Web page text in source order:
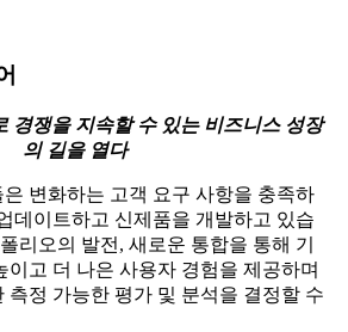
경쟁을 지속할 수 있는 비즈니스 성장
의 길을 열다
변화하는 고객 요구 사항을 충족하
데이트하고 신제품을 개발하고 있습
리오의 발전, 새로운 통합을 통해 기
이고 더 나은 사용자 경험을 제공하며
측정 가능한 평가 및 분석을 결정할 수